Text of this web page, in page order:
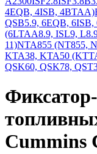
4EQB, 4ISB, 4BTAA)
QSB5.9, 6EQB,
(6LTAA8.9, ISL9,
11)NTA855 (NT855,
KTA38, KTA50
QSK60, QSK78,
Cummins